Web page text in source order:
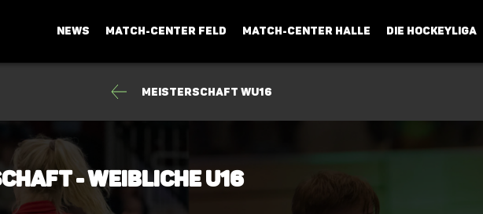
NEWS MATCH-CENTER FELD MATCH-CENTER HALLE DIE HOCKEYLIGA
Meisterschaft wU16
- Weibliche U16